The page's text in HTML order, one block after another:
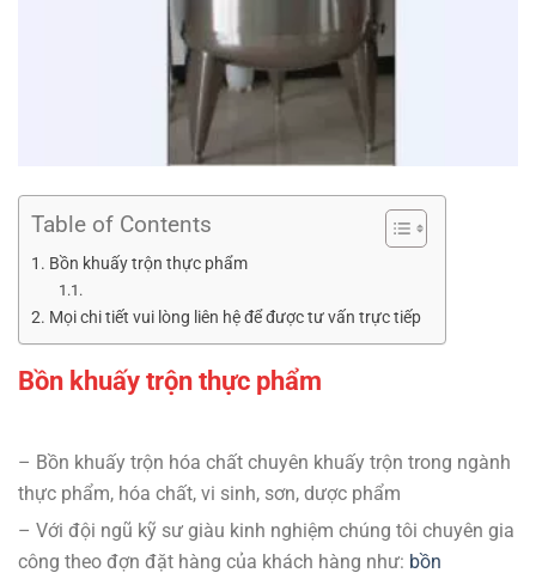
Table of Contents
Bồn khuấy trộn thực phẩm
Mọi chi tiết vui lòng liên hệ để được tư vấn trực tiếp
Bồn khuấy trộn thực phẩm
– Bồn khuấy trộn hóa chất chuyên khuấy trộn trong ngành
thực phẩm, hóa chất, vi sinh, sơn, dược phẩm
– Với đội ngũ kỹ sư giàu kinh nghiệm chúng tôi chuyên gia
công theo đợn đặt hàng của khách hàng như: bồn